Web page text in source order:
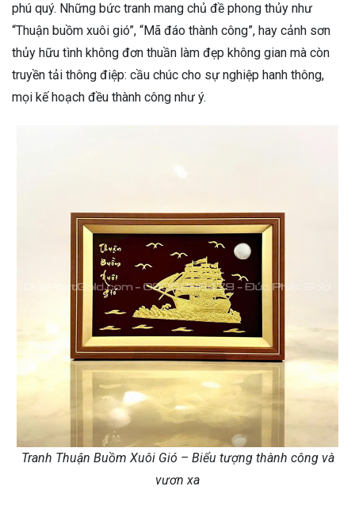
phú quý. Những bức tranh mang chủ đề phong thủy như
“Thuận buồm xuôi gió”, “Mã đáo thành công”, hay cảnh sơn
thủy hữu tình không đơn thuần làm đẹp không gian mà còn
truyền tải thông điệp: cầu chúc cho sự nghiệp hanh thông,
mọi kế hoạch đều thành công như ý.
Tranh Thuận Buồm Xuôi Gió – Biểu tượng thành công và
vươn xa